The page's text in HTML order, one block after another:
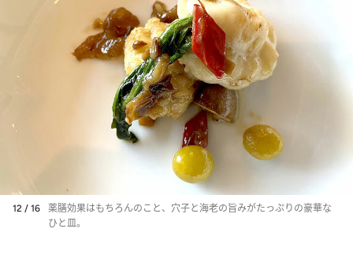
12 / 16
薬膳効果はもちろんのこと、穴子と海老の旨みがたっぷりの豪華な
ひと皿。